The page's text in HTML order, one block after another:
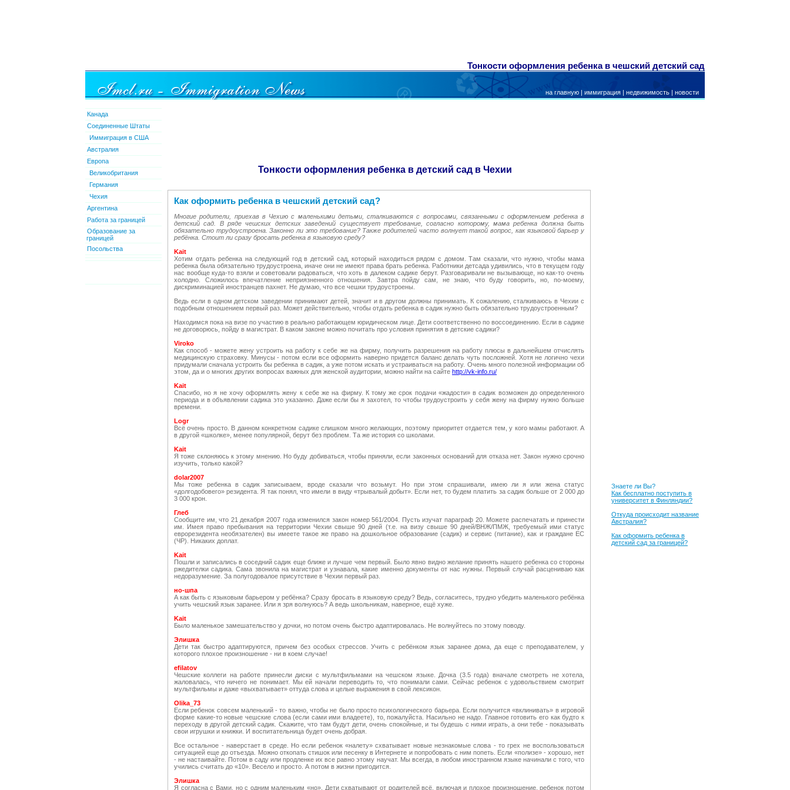
Тонкости оформления ребенка в чешский детский сад
на главную | иммиграция | недвижимость | новости
Канада
Соединенные Штаты
Иммиграция в США
Австралия
Европа
Великобритания
Германия
Чехия
Аргентина
Работа за границей
Образование за
границей
Посольства
Тонкости оформления ребенка в детский сад в Чехии
Как оформить ребенка в чешский детский сад?
Многие родители, приехав в Чехию с маленькими детьми, сталкиваются с вопросами, связанными с оформлением ребенка в
детский сад. В ряде чешских детских заведений существует требование, согласно которому, мама ребенка должна быть
обязательно трудоустроена. Законно ли это требование? Также родителей часто волнует такой вопрос, как языковой барьер у
ребёнка. Стоит ли сразу бросать ребенка в языковую среду?
Kait
Хотим отдать ребенка на следующий год в детский сад, который находиться рядом с домом. Там сказали, что нужно, чтобы мама
ребенка была обязательно трудоустроена, иначе они не имеют права брать ребенка. Работники детсада удивились, что в текущем году
нас вообще куда-то взяли и советовали радоваться, что хоть в далеком садике берут. Разговаривали не вызывающе, но как-то очень
холодно. Сложилось впечатление неприязненного отношения. Завтра пойду сам, не знаю, что буду говорить, но, по-моему,
дискриминацией иностранцев пахнет. Не думаю, что все чешки трудоустроены.
Ведь если в одном детском заведении принимают детей, значит и в другом должны принимать. К сожалению, сталкиваюсь в Чехии с
подобным отношением первый раз. Может действительно, чтобы отдать ребенка в садик нужно быть обязательно трудоустроенным?
Находимся пока на визе по участию в реально работающем юридическом лице. Дети соответственно по воссоединению. Если в садике
не договорюсь, пойду в магистрат. В каком законе можно почитать про условия принятия в детские садики?
Viroko
Как способ - можете жену устроить на работу к себе же на фирму, получить разрешения на работу плюсы в дальнейшем отчислять
медицинскую страховку. Минусы - потом если все оформить наверно придется баланс делать чуть посложней. Хотя не логично чехи
придумали сначала устроить бы ребенка в садик, а уже потом искать и устраиваться на работу. Очень много полезной информации об
этом, да и о многих других вопросах важных для женской аудитории, можно найти на сайте http://vk-info.ru/
Kait
Спасибо, но я не хочу оформлять жену к себе же на фирму. К тому же срок подачи «жадости» в садик возможен до определенного
периода и в объявлении садика это указанно. Даже если бы я захотел, то чтобы трудоустроить у себя жену на фирму нужно больше
времени.
Logr
Всё очень просто. В данном конкретном садике слишком много желающих, поэтому приоритет отдается тем, у кого мамы работают. А
в другой «школке», менее популярной, берут без проблем. Та же история со школами.
Kait
Я тоже склоняюсь к этому мнению. Но буду добиваться, чтобы приняли, если законных оснований для отказа нет. Закон нужно срочно
изучить, только какой?
dolar2007
Мы тоже ребенка в садик записываем, вроде сказали что возьмут. Но при этом спрашивали, имею ли я или жена статус
«долгодобовего» резидента. Я так понял, что имели в виду «трывалый добыт». Если нет, то будем платить за садик больше от 2 000 до
3 000 крон.
Глеб
Сообщите им, что 21 декабря 2007 года изменился закон номер 561/2004. Пусть изучат параграф 20. Можете распечатать и принести
им. Имея право пребывания на территории Чехии свыше 90 дней (т.е. на визу свыше 90 дней/ВНЖ/ПМЖ, требуемый ими статус
еврорезидента необязателен) вы имеете такое же право на дошкольное образование (садик) и сервис (питание), как и граждане ЕС
(ЧР). Никаких доплат.
Kait
Пошли и записались в соседний садик еще ближе и лучше чем первый. Было явно видно желание принять нашего ребенка со стороны
ржедителки садика. Сама звонила на магистрат и узнавала, какие именно документы от нас нужны. Первый случай расцениваю как
недоразумение. За полугодовалое присутствие в Чехии первый раз.
но-шпа
А как быть с языковым барьером у ребёнка? Сразу бросать в языковую среду? Ведь, согласитесь, трудно убедить маленького ребёнка
учить чешский язык заранее. Или я зря волнуюсь? А ведь школьникам, наверное, ещё хуже.
Kait
Было маленькое замешательство у дочки, но потом очень быстро адаптировалась. Не волнуйтесь по этому поводу.
Элишка
Дети так быстро адаптируются, причем без особых стрессов. Учить с ребёнком язык заранее дома, да еще с преподавателем, у
которого плохое произношение - ни в коем случае!
efilatov
Чешские коллеги на работе принесли диски с мультфильмами на чешском языке. Дочка (3.5 года) вначале смотреть не хотела,
жаловалась, что ничего не понимает. Мы ей начали переводить то, что понимали сами. Сейчас ребенок с удовольствием смотрит
мультфильмы и даже «выхватывает» оттуда слова и целые выражения в свой лексикон.
Olika_73
Если ребенок совсем маленький - то важно, чтобы не было просто психологического барьера. Если получится «вклинивать» в игровой
форме какие-то новые чешские слова (если сами ими владеете), то, пожалуйста. Насильно не надо. Главное готовить его как будто к
переходу в другой детский садик. Скажите, что там будут дети, очень спокойные, и ты будешь с ними играть, а они тебе - показывать
свои игрушки и книжки. И воспитательница будет очень добрая.
Все остальное - наверстает в среде. Но если ребенок «налету» схватывает новые незнакомые слова - то грех не воспользоваться
ситуацией еще до отъезда. Можно откопать стишок или песенку в Интернете и попробовать с ним попеть. Если «полизе» - хорошо, нет
- не настаивайте. Потом в саду или продленке их все равно этому научат. Мы всегда, в любом иностранном языке начинали с того, что
учились считать до «10». Весело и просто. А потом в жизни пригодится.
Элишка
Я согласна с Вами, но с одним маленьким «но». Дети схватывают от родителей всё, включая и плохое произношение, ребенок потом
Знаете ли Вы?
Как бесплатно поступить в
университет в Финляндии?
Откуда происходит название
Австралия?
Как оформить ребенка в
детский сад за границей?